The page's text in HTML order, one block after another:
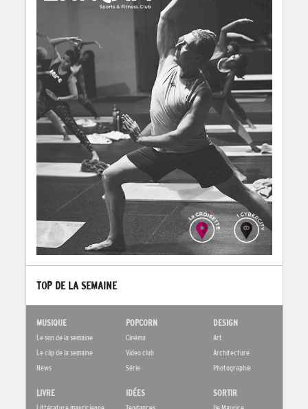
TOP DE LA SEMAINE
MUSIQUE
Le son de la semaine
Le clip de la semaine
News
POPCORN
Cinéma
Video club
Série
DESIGN
Art
Architecture
Photographie
LIVRE IDÉES SORTIR